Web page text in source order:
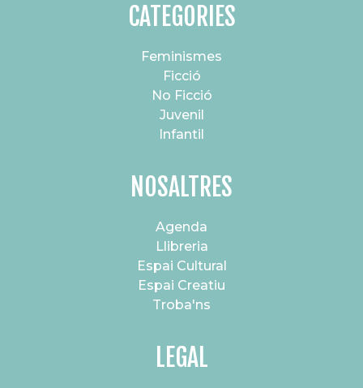
CATEGORIES
Feminismes
Ficció
No Ficció
Juvenil
Infantil
NOSALTRES
Agenda
Llibreria
Espai Cultural
Espai Creatiu
Troba'ns
LEGAL